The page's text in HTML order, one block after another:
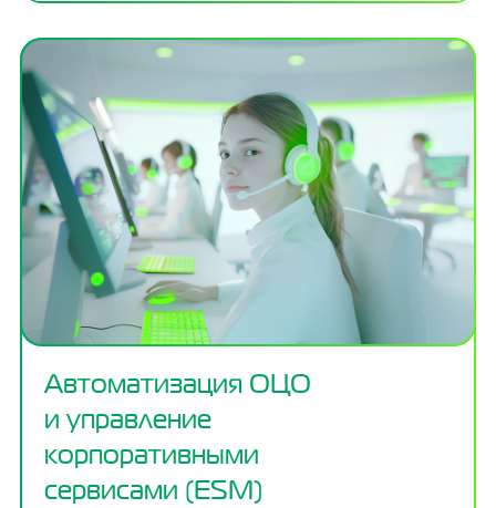
Автоматизация ОЦО
и управление
корпоративными
сервисами (ESM)